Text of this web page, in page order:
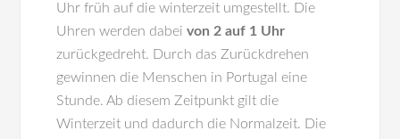
Uhr früh auf die winterzeit umgestellt. Die
Uhren werden dabeivon 2 auf 1 Uhr
zurückgedreht. Durch das Zurückdrehen
gewinnen die Menschen in Portugal eine
Stunde. Ab diesem Zeitpunkt gilt die
Winterzeit und dadurch die Normalzeit. Die